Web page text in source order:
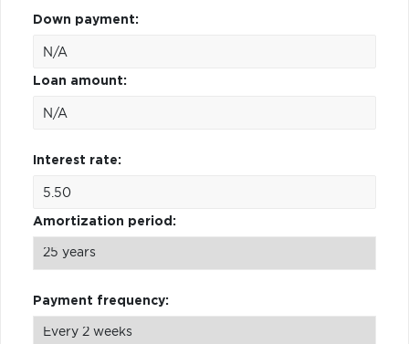
Down payment:
Loan amount:
Interest rate:
Amortization period:
Payment frequency: